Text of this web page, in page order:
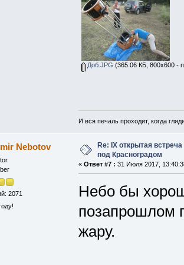
Доб.JPG (365.06 КБ, 800x600 -
И вся печаль проходит, когда
Nebotov
2071
Re: IX открытая
под Красноградом
« Ответ #7 : 31 Июля 2017,
Небо бы
позапрошлом
жару.